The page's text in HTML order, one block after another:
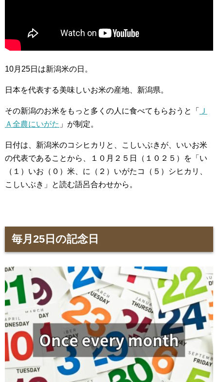
10月25日は新潟米の日。
日本を代表する美味しいお米の産地、新潟県。
その新潟のお米をもっと多くの人に食べてもらおうと「
Ｊ
Ａ全農にいがた 」が制定。
日付は、新潟米のコシヒカリと、こしいぶきが、いいお米
の代表であることから、１０月２５日（１０２５）を「い
（１）いお（０）米、に（２）いがたコ（５）シヒカリ、
こしいぶき」と読む語呂合わせから。
毎月25日の記念日